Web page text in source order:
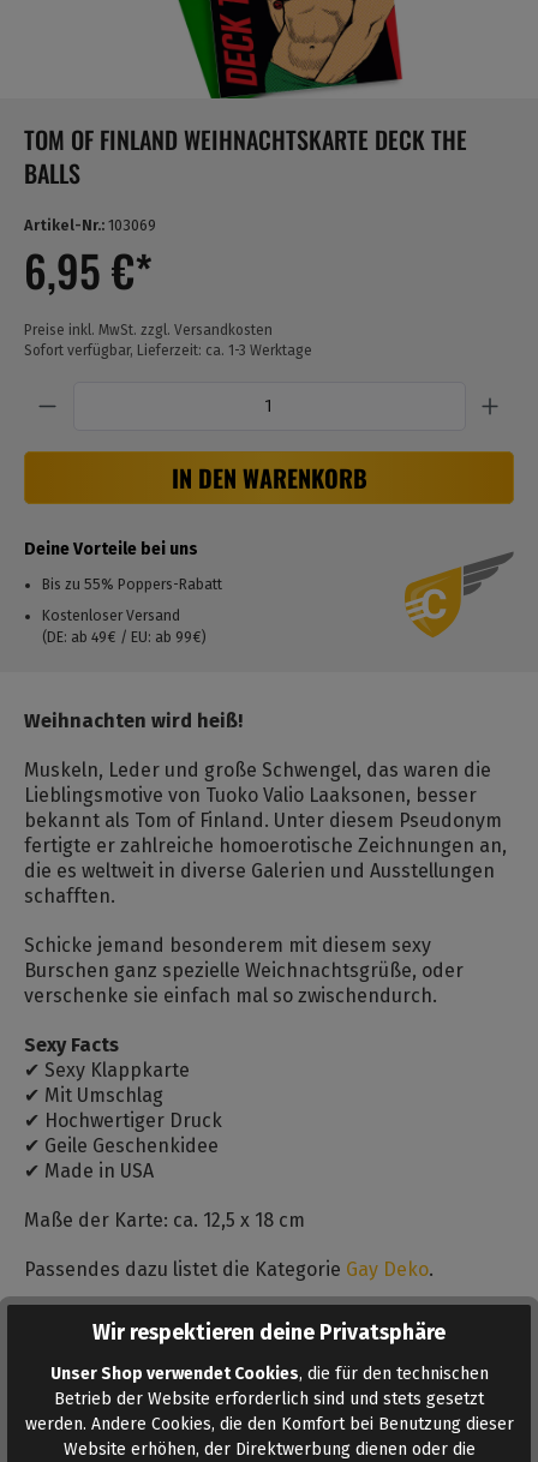
TOM OF FINLAND WEIHNACHTSKARTE DECK THE
BALLS
Artikel-Nr.: 103069
6,95 €*
Preise inkl. MwSt. zzgl. Versandkosten
Sofort verfügbar, Lieferzeit: ca. 1-3 Werktage
IN DEN WARENKORB
Deine Vorteile bei uns
Bis zu 55% Poppers-Rabatt
Kostenloser Versand
(DE: ab 49€ / EU: ab 99€)
Weihnachten wird heiß!
Muskeln, Leder und große Schwengel, das waren die
Lieblingsmotive von Tuoko Valio Laaksonen, besser
bekannt als Tom of Finland. Unter diesem Pseudonym
fertigte er zahlreiche homoerotische Zeichnungen an,
die es weltweit in diverse Galerien und Ausstellungen
schafften.
Schicke jemand besonderem mit diesem sexy
Burschen ganz spezielle Weichnachtsgrüße, oder
verschenke sie einfach mal so zwischendurch.
Sexy Facts
✔ Sexy Klappkarte
✔ Mit Umschlag
✔ Hochwertiger Druck
✔ Geile Geschenkidee
✔ Made in USA
Maße der Karte: ca. 12,5 x 18 cm
Passendes dazu listet die Kategorie Gay Deko.
Bewertungen
Mehr lesen
Wir respektieren deine Privatsphäre
Unser Shop verwendet Cookies, die für den technischen
Betrieb der Website erforderlich sind und stets gesetzt
werden. Andere Cookies, die den Komfort bei Benutzung dieser
Website erhöhen, der Direktwerbung dienen oder die